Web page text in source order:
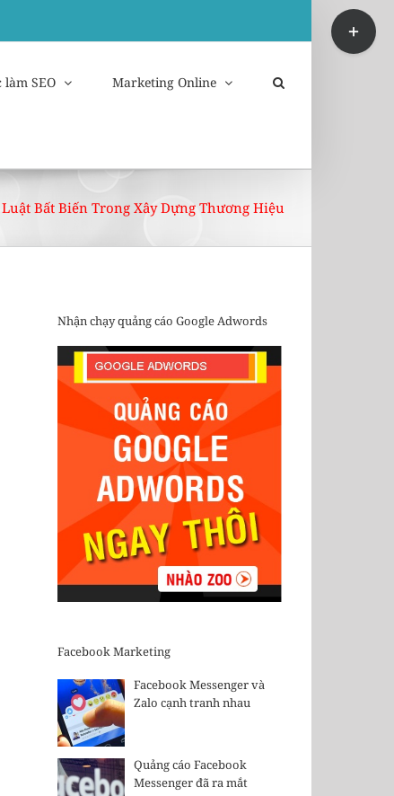
làm SEO Marketing Online
Luật Bất Biến Trong Xây Dựng Thương Hiệu
Nhận chạy quảng cáo Google Adwords
Facebook Marketing
Facebook Messenger và
Zalo cạnh tranh nhau
Quảng cáo Facebook
Messenger đã ra mắt
Toggle
Sliding
Bar